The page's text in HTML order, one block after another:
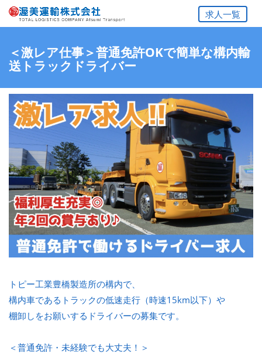
求人一覧
＜激レア仕事＞普通免許OKで簡単な構内輸
送トラックドライバー
トピー工業豊橋製造所の構内で、
構内車であるトラックの低速走行（時速15km以下）や
棚卸しをお願いするドライバーの募集です。
＜普通免許・未経験でも大丈夫！＞